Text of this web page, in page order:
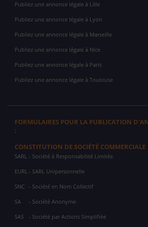
Publiez une annonce légale à Lille
Publiez une annonce légale à Lyon
Publiez une annonce légale à Marseille
Publiez une annonce légale à Nice
Publiez une annonce légale à Paris
Publiez une annonce légale à Toulouse
FORMULAIRES POUR LA PUBLICATION
:
CONSTITUTION DE SOCIÉTÉ COMMERCIALE
SARL - Société à Responsabilité Limitée
EURL - SARL Unipersonnelle
SNC - Société en Nom Collectif
SA - Société Anonyme
SAS - Société par Actions Simplifiée